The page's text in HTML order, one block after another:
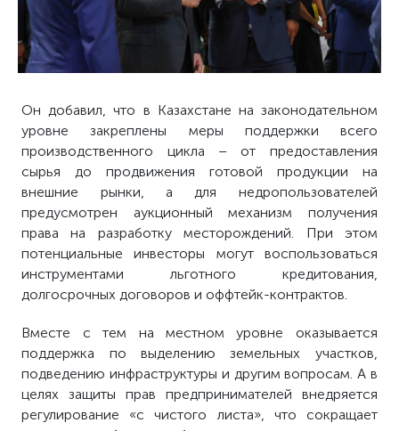
Он добавил, что в Казахстане на законодательном
уровне закреплены меры поддержки всего
производственного цикла – от предоставления
сырья до продвижения готовой продукции на
внешние рынки, а для недропользователей
предусмотрен аукционный механизм получения
права на разработку месторождений. При этом
потенциальные инвесторы могут воспользоваться
инструментами льготного кредитования,
долгосрочных договоров и оффтейк-контрактов.
Вместе с тем на местном уровне оказывается
поддержка по выделению земельных участков,
подведению инфраструктуры и другим вопросам. А в
целях защиты прав предпринимателей внедряется
регулирование «с чистого листа», что сокращает